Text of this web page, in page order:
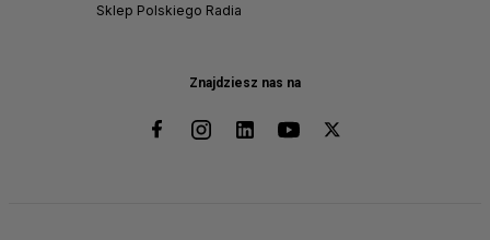
Znajdziesz nas na
Sklep Polskiego Radia